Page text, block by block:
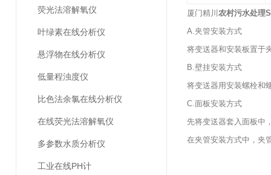
荧光法溶解氧仪
叶绿素在线分析仪
悬浮物在线分析仪
低量程浊度仪
比色法余氯在线分析仪
在线荧光法溶解氧仪
多参数水质分析仪
工业在线PH计
厦门精川 农村污水处理
A.夹管安装方式
将变送器和安装板置于
B.壁挂安装方式
将变送器用安装螺栓和
C.面板安装方式
先将变送器套入面板中
在夹管安装方式中，夹